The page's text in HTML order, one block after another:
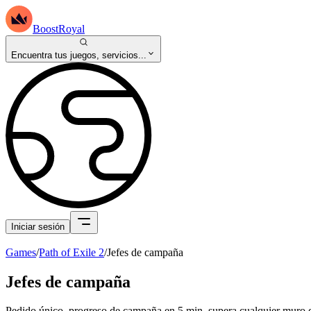
BoostRoyal
Encuentra tus juegos, servicios...
Iniciar sesión
Games/Path of Exile 2/Jefes de campaña
Jefes de campaña